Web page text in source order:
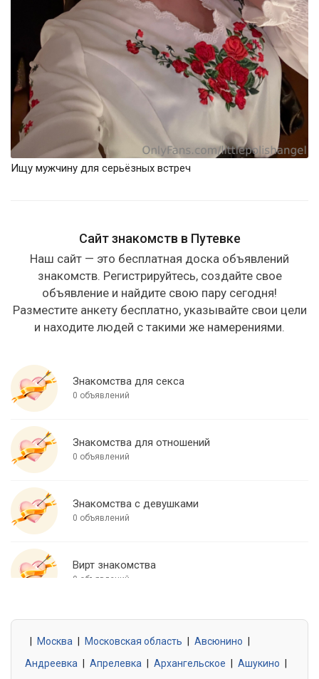
Ищу мужчину для серьёзных встреч
Сайт знакомств в Путевке
Наш сайт — это бесплатная доска объявлений
знакомств. Регистрируйтесь, создайте свое
объявление и найдите свою пару сегодня!
Разместите анкету бесплатно, указывайте свои цели
и находите людей с такими же намерениями.
Знакомства для секса
0 объявлений
Знакомства для отношений
0 объявлений
Знакомства с девушками
0 объявлений
Вирт знакомства
0 объявлений
0 объявлений
Москва Московская область Авсюнино
Андреевка
Апрелевка Архангельское Ашукино